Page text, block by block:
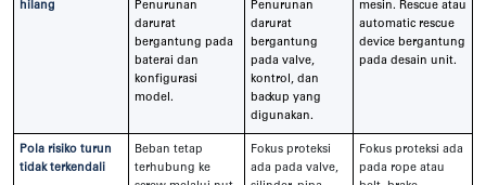
hilang
Penurunan
darurat
bergantung pada
baterai dan
konfigurasi
model.
Penurunan
darurat
bergantung
pada valve,
kontrol, dan
backup yang
digunakan.
mesin. Rescue atau
automatic rescue
device bergantung
pada desain unit.
Pola risiko turun
tidak terkendali
Beban tetap
terhubung ke
Fokus proteksi
ada pada valve,
Fokus proteksi ada
pada rope atau